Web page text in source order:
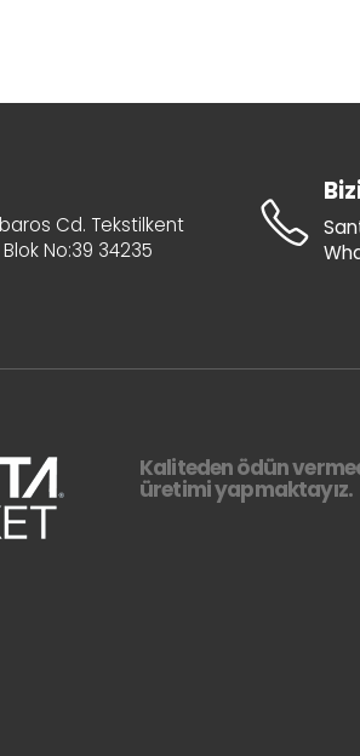
Cd. Tekstilkent
No:39 34235
Kaliteden ödün
üretimi yapmaktayız.